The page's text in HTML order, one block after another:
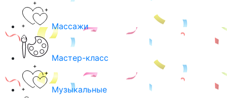
Массажи
Мастер-класс
Музыкальные